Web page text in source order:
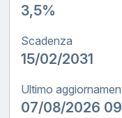
3,5%
Scadenza
15/02/2031
Ultimo
07/08/2026